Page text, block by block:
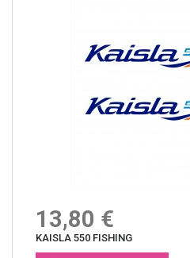
13,80 €
KAISLA 550 FISHING